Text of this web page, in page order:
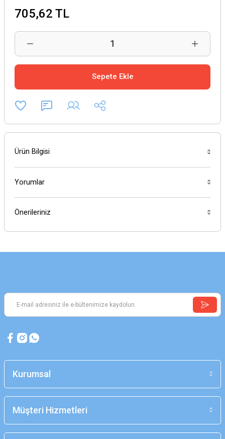
705,62 TL
Sepete Ekle
Ürün Bilgisi
Yorumlar
Önerileriniz
Kurumsal
Müşteri Hizmetleri